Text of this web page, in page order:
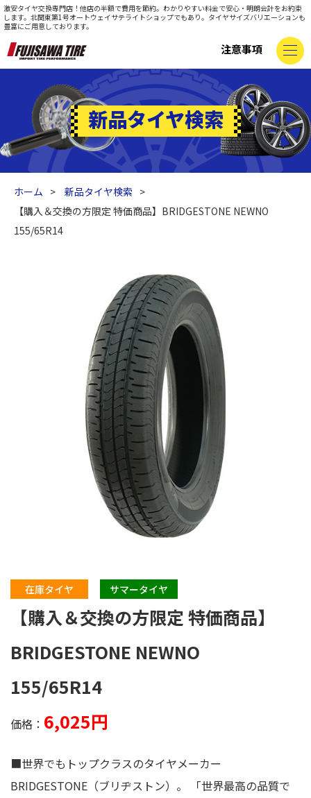
激安タイヤ交換専門店！他店の半額で費用を節約。わかりやすい料金で安心・明朗会計をお約束
します。北関東第1号オートウェイサテライトショップでもあり。タイヤサイズバリエーションも
豊富にご用意しております。
注意事項
新品タイヤ検索
ホーム
新品タイヤ検索
【購入＆交換の方限定 特価商品】BRIDGESTONE NEWNO
155/65R14
在庫タイヤ サマータイヤ
【購入＆交換の方限定 特価商品】
BRIDGESTONE NEWNO
155/65R14
価格： 6,025円
■世界でもトップクラスのタイヤメーカー
BRIDGESTONE（ブリヂストン）。 「世界最高の品質で